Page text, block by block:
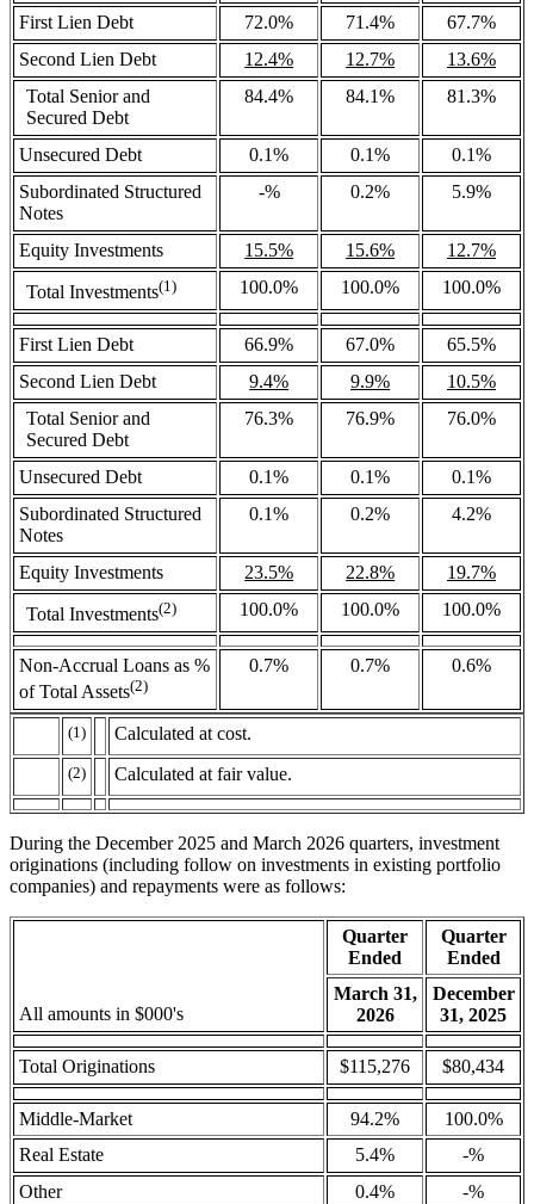
First Lien Debt 72.0% 71.4%
67.7%
Second Lien Debt
12.4% 12.7%
13.6%
Total Senior and
Secured Debt
84.4% 84.1% 81.3%
Unsecured Debt 0.1% 0.1%
0.1%
Subordinated Structured
Notes
-% 0.2% 5.9%
Equity Investments 15.5% 15.6% 12.7%
Total Investments(1) 100.0% 100.0% 100.0%
First Lien Debt 66.9% 67.0%
65.5%
Second Lien Debt
9.4% 9.9%
10.5%
Total Senior and
Secured Debt
76.3% 76.9% 76.0%
Unsecured Debt 0.1% 0.1%
0.1%
Subordinated Structured
Notes
0.1% 0.2% 4.2%
Equity Investments 23.5% 22.8% 19.7%
Total Investments(2) 100.0% 100.0% 100.0%
Non-Accrual Loans as %
of Total Assets(2)
0.7% 0.7% 0.6%
(1) Calculated at cost.
(2) Calculated at fair value.
During the December 2025 and March 2026 quarters, investment
originations (including follow on investments in existing portfolio
companies) and repayments were as follows:
All amounts in $000's
Quarter
Ended
Quarter
Ended
March 31,
2026
December
31, 2025
Total Originations $115,276 $80,434
Middle-Market 94.2%
100.0%
Real Estate
5.4%
-%
Other
0.4% -%